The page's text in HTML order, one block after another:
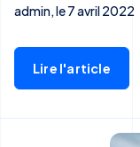
admin, le 7 avril 2022
Lire l'article